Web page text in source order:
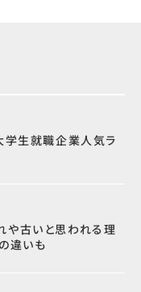
学生就職企業人気ラ
や古いと思われる理
違いも